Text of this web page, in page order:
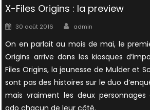
X-Files Origins : la preview
Posted
30 août 2016 Author
admin
On en parlait au mois de mai, le
Origins arrive dans les kiosques
Files Origins, la jeunesse de Mulder et
sont pas des histoires sur le duo
mais vraiment les deux personnages